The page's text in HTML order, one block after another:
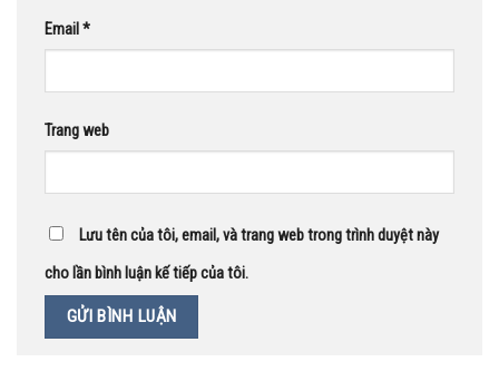
Email *
Trang web
Lưu tên của tôi, email, và trang web trong trình duyệt này
cho lần bình luận kế tiếp của tôi.